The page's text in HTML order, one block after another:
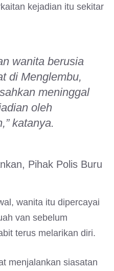
kejadian itu sekitar
wanita berusia
di Menglembu,
meninggal
oleh
katanya.
Pihak Polis Buru
wanita itu dipercayai
van sebelum
terus melarikan diri.
menjalankan siasatan